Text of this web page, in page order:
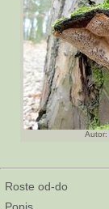
Autor:
Roste od-do
Popis